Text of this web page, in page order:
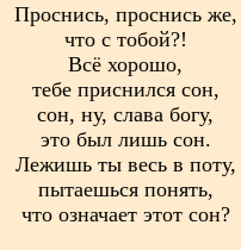
Проснись, проснись же,
что с тобой?!
Всё хорошо,
тебе приснился сон,
сон, ну, слава богу,
это был лишь сон.
Лежишь ты весь в поту,
пытаешься понять,
что означает этот сон?